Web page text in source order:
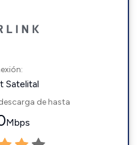
Satelital
de hasta
Mbps